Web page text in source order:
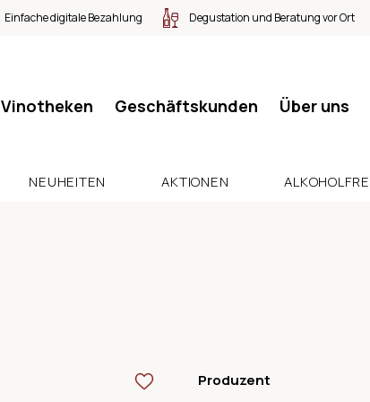
Einfache digitale Bezahlung Degustation und Beratung vor Ort
Vinotheken Geschäftskunden Über uns
NEUHEITEN AKTIONEN
Produzent